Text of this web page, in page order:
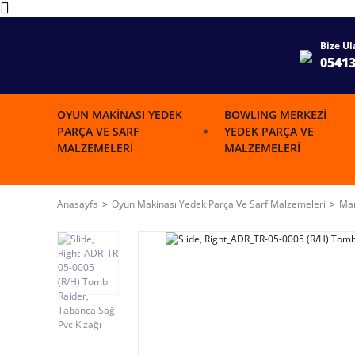
Bize
OYUN MAKINASI YEDEK
PARÇA VE SARF
MALZEMELERI
BOWLING MERKEZI
YEDEK PARÇA VE
MALZEMELERI
Anasayfa Oyun Makinası Yedek Parça Ve Sarf Malzemeleri